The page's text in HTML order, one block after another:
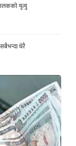
मृत्यु
धेरै